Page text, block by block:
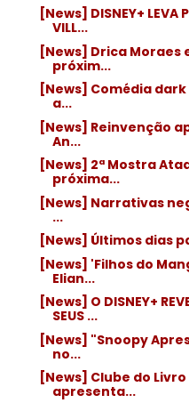
[News] DISNEY+ LEVA
VILL...
[News] Drica Moraes
próxim...
[News] Comédia
a...
[News] Reinvenção
An...
[News] 2ª Mostra
próxima...
[News] Narrativas
...
[News] Últimos dias
[News] 'Filhos do
Elian...
[News] O DISNEY+
SEUS ...
[News] "Snoopy
no...
[News] Clube do Livro
apresenta...